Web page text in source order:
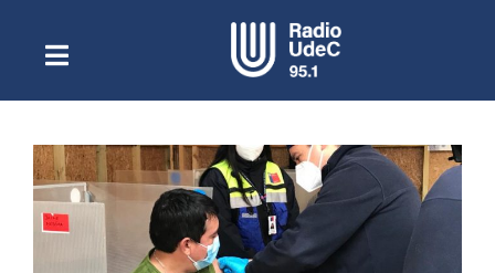
contenidoToggle
NavigationEscuchar Radio UdeC en vivo
Quiénes Somos
Programación
Podcast